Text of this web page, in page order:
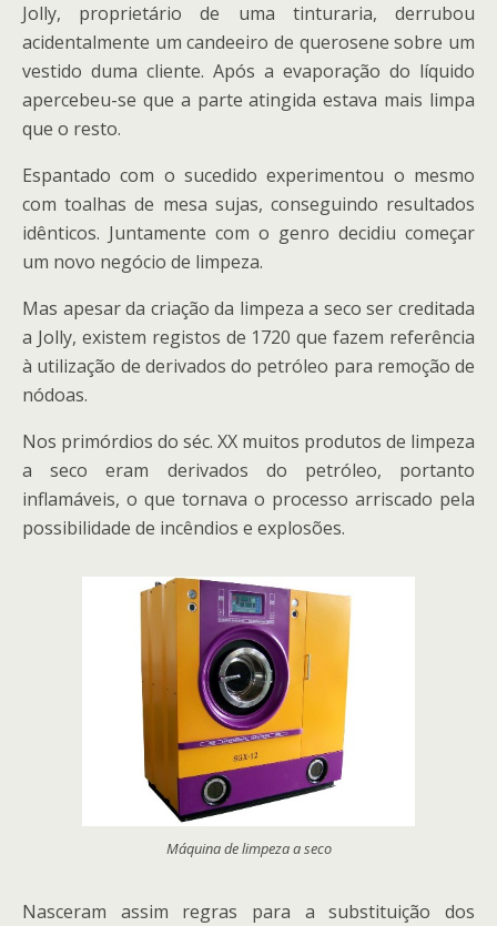
Jolly, proprietário de uma tinturaria, derrubou
acidentalmente um candeeiro de querosene sobre um
vestido duma cliente. Após a evaporação do líquido
apercebeu-se que a parte atingida estava mais limpa
que o resto.
Espantado com o sucedido experimentou o mesmo
com toalhas de mesa sujas, conseguindo resultados
idênticos. Juntamente com o genro decidiu começar
um novo negócio de limpeza.
Mas apesar da criação da limpeza a seco ser creditada
a Jolly, existem registos de 1720 que fazem referência
à utilização de derivados do petróleo para remoção de
nódoas.
Nos primórdios do séc. XX muitos produtos de limpeza
a seco eram derivados do petróleo, portanto
inflamáveis, o que tornava o processo arriscado pela
possibilidade de incêndios e explosões.
Máquina de limpeza a seco
Nasceram assim regras para a substituição dos